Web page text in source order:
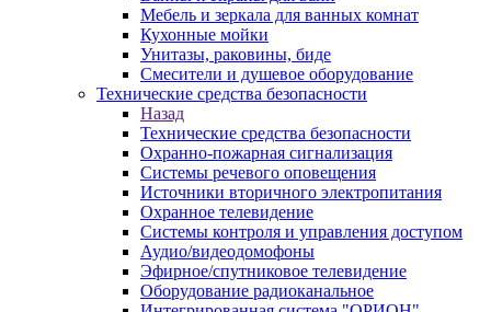
Мебель и зеркала для ванных комнат
Кухонные мойки
Унитазы, раковины, биде
Смесители и душевое оборудование
Технические средства безопасности
Назад
Технические средства безопасности
Охранно-пожарная сигнализация
Системы речевого оповещения
Источники вторичного электропитания
Охранное телевидение
Системы контроля и управления доступом
Аудио/видеодомофоны
Эфирное/спутниковое телевидение
Оборудование радиоканальное